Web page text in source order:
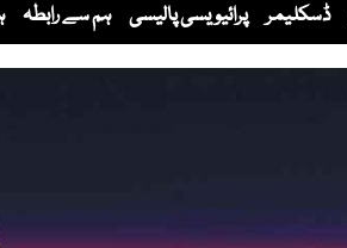
ڈسکلیمر پرائیویسی پالیسی ہم سے رابطہ